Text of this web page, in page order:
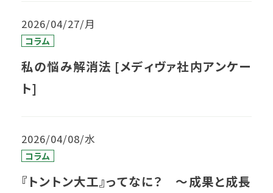
2026/04/27/月
コラム
私の悩み解消法 [メディヴァ社内アンケー
ト]
2026/04/08/水
コラム
『トントン大工』ってなに？ 〜成果と成長